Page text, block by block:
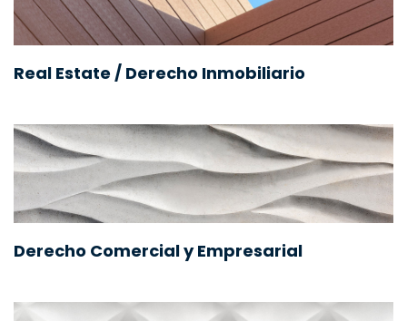
Real Estate / Derecho Inmobiliario
Derecho Comercial y Empresarial